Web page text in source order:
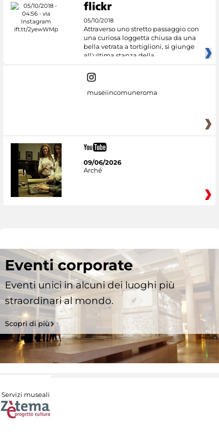
05/10/2018
Attraverso uno stretto passaggio con
una curiosa loggetta chiusa da una
bella vetrata a tortiglioni, si giunge
all'ultima stanza della
museiincomuneroma
09/06/2026
Arché
Eventi corporate
Eventi unici in alcuni dei luoghi più
straordinari al mondo.
Scopri di più
Servizi museali